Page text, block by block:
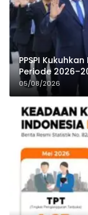
PPSPI
Periode
Publik
05/08/2026